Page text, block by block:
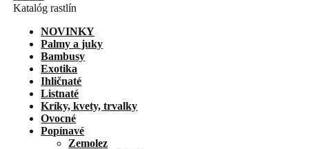
Katalóg rastlín
NOVINKY
Palmy a juky
Bambusy
Exotika
Ihličnaté
Listnaté
Kríky, kvety, trvalky
Ovocné
Popínavé
Zemolez